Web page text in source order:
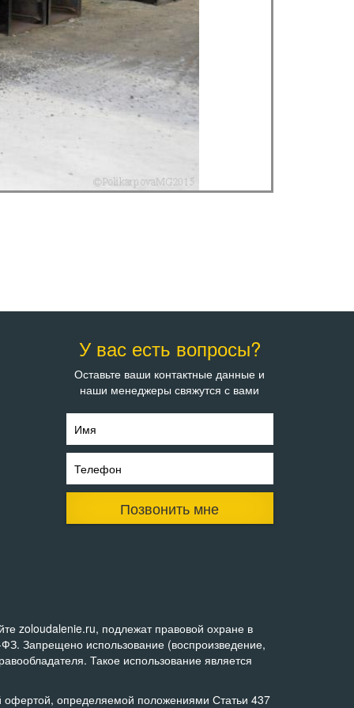
У вас есть вопросы?
Оставьте ваши контактные данные и
наши менеджеры свяжутся с вами
Имя
Телефон
Позвонить мне
zoloudalenie.ru, подлежат правовой охране в
Запрещено использование (воспроизведение,
Такое использование является
определяемой положениями Статьи 437